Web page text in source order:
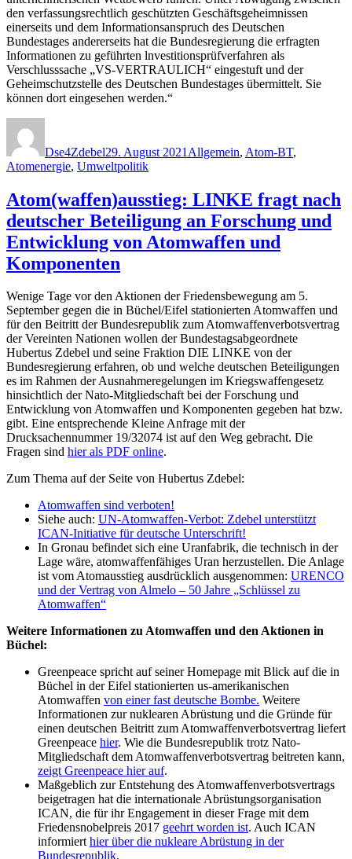
den verfassungsrechtlich geschützten Geschäftsgeheimnissen
einerseits und dem Informationsanspruch des Deutschen
Bundestages andererseits hat die Bundesregierung die erfragten
Informationen zu geführten lnvestitionsprüfverfahren als
Verschlusssache „VS-VERTRAULICH“ eingestuft und der
Geheimschutzstelle des Deutschen Bundestages übermittelt. Sie
können dort eingesehen werden.“
Dse4Zdebel29. August 2021 Allgemein, Atom-BT,
Atomenergie, Umweltpolitik
Atom(waffen)ausstieg: LINKE fragt nach
deutscher Beteiligung an Forschung und
Entwicklung von Atomwaffen und
Komponenten
Wenige Tage vor den Aktionen der Friedensbewegung am 5.
September gegen die in Büchel/Eifel stationierten Atomwaffen und
für den Beitritt der Bundesrepublik zum Atomwaffenverbotsvertrag
der Vereinten Nationen wollen der Bundestagsabgeordnete
Hubertus Zdebel und seine Fraktion DIE LINKE von der
Bundesregierung erfahren, ob und welche deutschen Beteiligungen
es im Rahmen der Ausnahmeregelungen im Kriegswaffengesetz
hinsichtlich der Nato-Mitgliedschaft bei der Forschung und
Entwicklung von Atomwaffen und Komponenten gegeben hat bzw.
gibt. Eine entsprechende Kleine Anfrage mit der
Drucksachennummer 19/32074 ist auf den Weg gebracht. Die
Fragen sind hier als PDF online.
Zum Thema auf der Seite von Hubertus Zdebel:
Atomwaffen sind verboten!
Siehe auch: UN-Atomwaffen-Verbot: Zdebel unterstützt
ICAN-Initiative für deutsche Unterschrift!
In Gronau befindet sich eine Uranfabrik, die technisch in der
Lage wäre, atomwaffenfähiges Uran herzustellen. Die Anlage
ist vom Atomausstieg ausdrücklich ausgenommen: URENCO
und der Vertrag von Almelo – 50 Jahre „Schlüssel zu
Atomwaffen“
Weitere Informationen zu Atomwaffen und den Aktionen in
Büchel:
Greenpeace spricht auf seiner Homepage mit Blick auf die in
Büchel in der Eifel stationierten us-amerikanischen
Atomwaffen von einer fast deutsche Bombe. Weitere
Informationen zur nuklearen Abrüstung und die Gründe für
einen deutschen Beitritt zum Atomwaffenverbotsvertrag liefert
Greenpeace hier. Wie die Bundesrepublik trotz Nato-
Mitgliedschaft dem Atomwaffenverbotsvertrag beitreten kann,
zeigt Greenpeace hier auf.
Maßgeblich zur Entstehung des Atomwaffenverbotsvertrags
beigetragen hat die internationale Abrüstungsorganisation
ICAN, die für ihr Engagement in dieser Frage mit dem
Friedensnobelpreis 2017 geehrt worden ist. Auch ICAN
informierthier über die nukleare Abrüstung in der
Bundesrepublik.